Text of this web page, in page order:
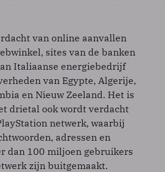
van online aanvallen
sites van de banken
Italiaanse energiebedrijf
van Egypte, Algerije,
en Nieuw Zeeland. Het is
drietal ook wordt verdacht
netwerk, waarbij
adressen en
dan 100 miljoen gebruikers
zijn buitgemaakt.